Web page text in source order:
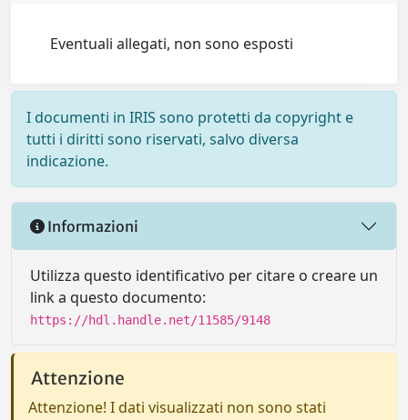
Eventuali allegati, non sono esposti
I documenti in IRIS sono protetti da copyright e
tutti i diritti sono riservati, salvo diversa
indicazione.
Informazioni
Utilizza questo identificativo per citare o creare un
link a questo documento:
https://hdl.handle.net/11585/9148
Attenzione
Attenzione! I dati visualizzati non sono stati